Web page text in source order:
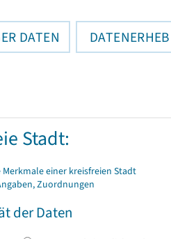
DATEN
Stadt:
einer kreisfreien Stadt
Zuordnungen
der Daten